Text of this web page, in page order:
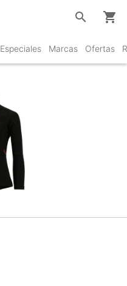
Especiales Marcas Ofertas
search shopping_cart